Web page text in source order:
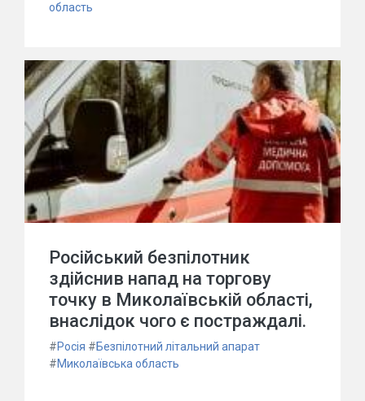
область
Російський безпілотник
здійснив напад на торгову
точку в Миколаївській області,
внаслідок чого є постраждалі.
#Росія #Безпілотний літальний апарат
#Миколаївська область